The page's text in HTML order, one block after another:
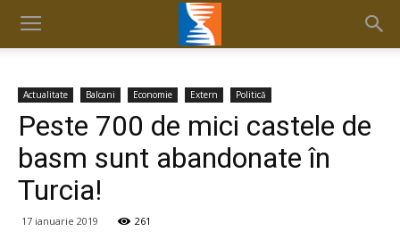
Actualitate Balcani Economie Extern Politică
Peste 700 de mici castele de
basm sunt abandonate în
Turcia!
17 ianuarie 2019 261